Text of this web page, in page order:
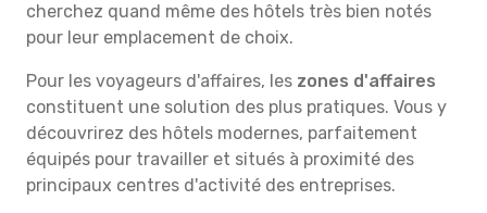
cherchez quand même des hôtels très bien notés
pour leur emplacement de choix.
Pour les voyageurs d'affaires, les zones d'affaires
constituent une solution des plus pratiques. Vous y
découvrirez des hôtels modernes, parfaitement
équipés pour travailler et situés à proximité des
principaux centres d'activité des entreprises.